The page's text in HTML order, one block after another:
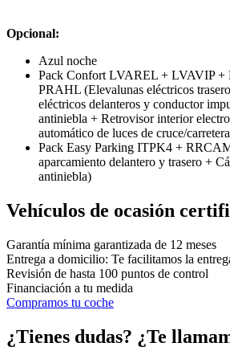
Opcional:
Azul noche
Pack Confort LVAREL + LVAVIP
PRAHL (Elevalunas eléctricos
eléctricos delanteros y conductor
antiniebla + Retrovisor interior
automático de luces de cruce/
Pack Easy Parking ITPK4 +
aparcamiento delantero y trasero +
antiniebla)
Vehículos de ocasión
Garantía mínima garantizada de 12 meses
Entrega a domicilio: Te facilitamos la
Revisión de hasta 100 puntos de control
Financiación a tu medida
Compramos tu coche
¿Tienes dudas? ¿Te